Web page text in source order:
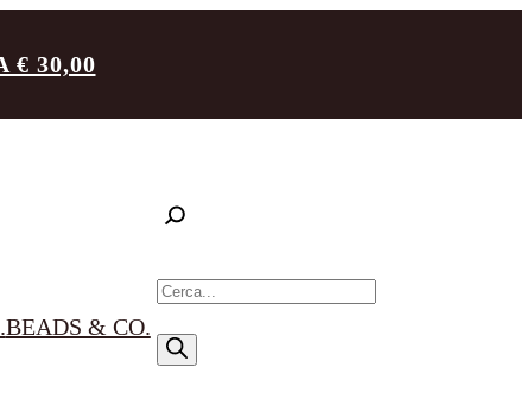
€ 30,00
BEADS & CO.
R
c